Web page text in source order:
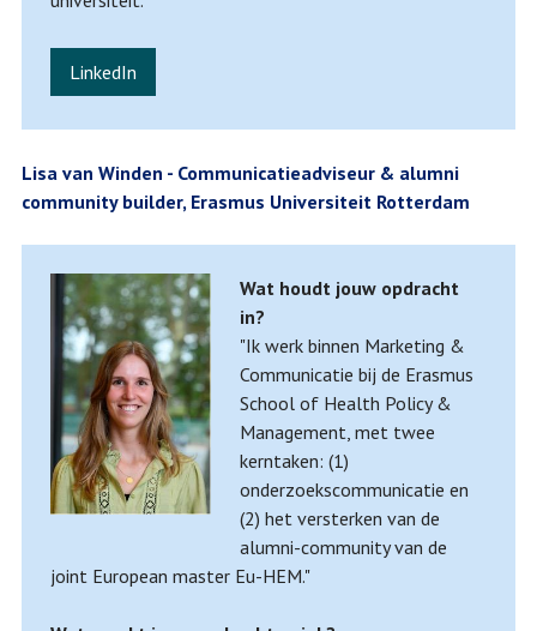
LinkedIn
Lisa van Winden - Communicatieadviseur & alumni
community builder, Erasmus Universiteit Rotterdam
Wat houdt jouw opdracht
in?
"Ik werk binnen Marketing &
Communicatie bij de Erasmus
School of Health Policy &
Management, met twee
kerntaken: (1)
onderzoekscommunicatie en
(2) het versterken van de
alumni-community van de
joint European master Eu-HEM."